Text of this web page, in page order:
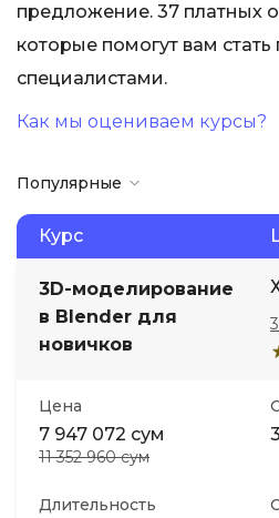
предложение. 37 платных
которые помогут вам
специалистами.
Как мы оцениваем курсы?
Популярные
Курс
3D-моделирование
в Blender для
новичков
Цена
7 947 072 сум
11 352 960 сум
Длительность
Маркетинг
Менеджмент
Иностранные
Soft Skills
ДПО